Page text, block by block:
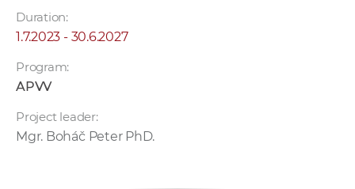
Duration:
1.7.2023 - 30.6.2027
Program:
APVV
Project leader:
Mgr. Boháč Peter PhD.